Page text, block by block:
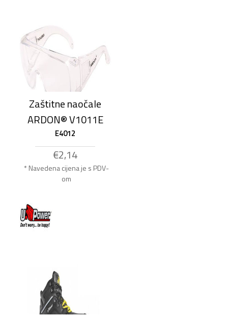
Zaštitne naočale
ARDON® V1011E
E4012
€2,14
* Navedena cijena je s PDV-
om